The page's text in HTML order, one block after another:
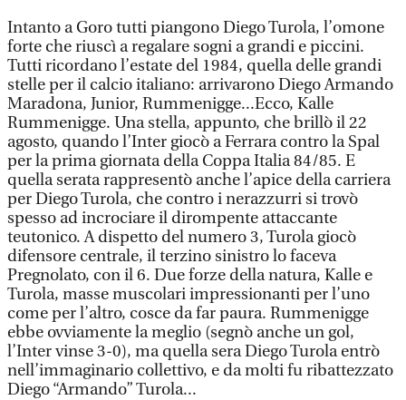
Intanto a Goro tutti piangono Diego Turola, l’omone
forte che riuscì a regalare sogni a grandi e piccini.
Tutti ricordano l’estate del 1984, quella delle grandi
stelle per il calcio italiano: arrivarono Diego Armando
Maradona, Junior, Rummenigge...Ecco, Kalle
Rummenigge. Una stella, appunto, che brillò il 22
agosto, quando l’Inter giocò a Ferrara contro la Spal
per la prima giornata della Coppa Italia 84/85. E
quella serata rappresentò anche l’apice della carriera
per Diego Turola, che contro i nerazzurri si trovò
spesso ad incrociare il dirompente attaccante
teutonico. A dispetto del numero 3, Turola giocò
difensore centrale, il terzino sinistro lo faceva
Pregnolato, con il 6. Due forze della natura, Kalle e
Turola, masse muscolari impressionanti per l’uno
come per l’altro, cosce da far paura. Rummenigge
ebbe ovviamente la meglio (segnò anche un gol,
l’Inter vinse 3-0), ma quella sera Diego Turola entrò
nell’immaginario collettivo, e da molti fu ribattezzato
Diego “Armando” Turola...